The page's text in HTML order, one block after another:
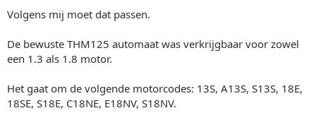
Volgens mij moet dat passen.
De bewuste THM125 automaat was verkrijgbaar voor zowel
een 1.3 als 1.8 motor.
Het gaat om de volgende motorcodes: 13S, A13S, S13S, 18E,
18SE, S18E, C18NE, E18NV, S18NV.